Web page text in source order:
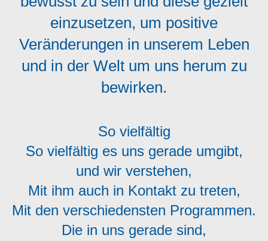
einzusetzen, um positive
Veränderungen in unserem Leben
und in der Welt um uns herum zu
bewirken.
So vielfältig
So vielfältig es uns gerade umgibt,
und wir verstehen,
Mit ihm auch in Kontakt zu treten,
Mit den verschiedensten Programmen.
Die in uns gerade sind,